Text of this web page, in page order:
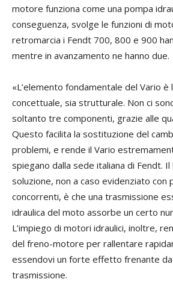
motore funziona come una pompa
conseguenza, svolge le funzioni di
retromarcia i Fendt 700, 800 e 900
mentre in avanzamento ne hanno due.
«L’elemento fondamentale del Vario è
concettuale, sia strutturale. Non ci
soltanto tre componenti, grazie alle
Questo facilita la sostituzione del
problemi, e rende il Vario
spiegano dalla sede italiana di Fendt.
soluzione, non a caso evidenziato con
concorrenti, è che una trasmissione
idraulica del moto assorbe un certo
L’impiego di motori idraulici, inoltre,
del freno-motore per rallentare
essendovi un forte effetto frenante
trasmissione.